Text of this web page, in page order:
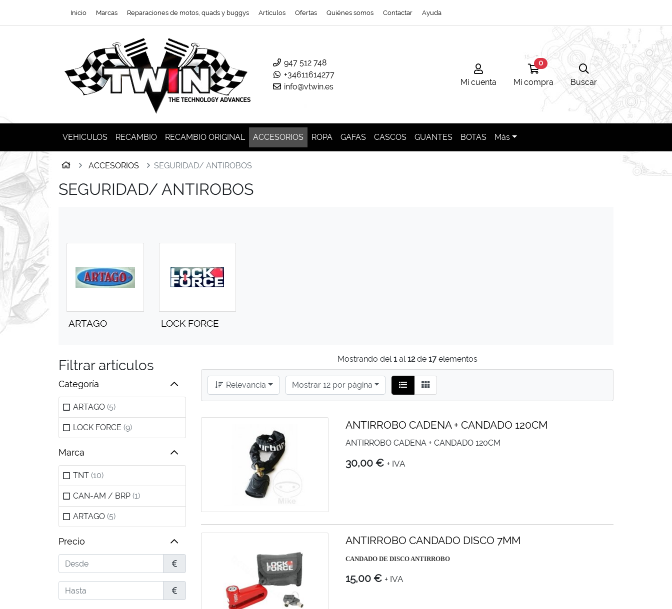
Inicio Marcas Reparaciones de motos, quads y buggys Artículos Ofertas Quiénes somos Contactar Ayuda
947 512 748
+34611614277
info@vtwin.es
Mi cuenta
Mi cuenta
Ir a mi compra
0
Mi compra
Búsqueda
Buscar
VEHICULOS RECAMBIO RECAMBIO ORIGINAL ACCESORIOS ROPA GAFAS CASCOS GUANTES BOTAS Más
InicioACCESORIOS SEGURIDAD/ ANTIROBOS
SEGURIDAD/ ANTIROBOS
ARTAGO LOCK FORCE
Filtrar artículos
Categoría
ARTAGO (5)
LOCK FORCE (9)
Marca
TNT (10)
CAN-AM / BRP (1)
ARTAGO (5)
Precio
Desde
€
Hasta
€
Mostrando del1al12de 17elementos
Relevancia Mostrar 12 por página
ANTIRROBO CADENA + CANDADO 120CM
ANTIRROBO CADENA + CANDADO 120CM
30,00 € + IVA
ANTIRROBO CANDADO DISCO 7MM
CANDADO DE DISCO ANTIRROBO
15,00 € + IVA